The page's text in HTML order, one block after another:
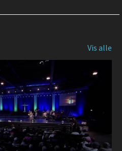
Vis alle